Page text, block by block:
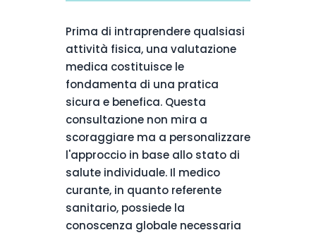
Prima di intraprendere qualsiasi
attività fisica, una valutazione
medica costituisce le
fondamenta di una pratica
sicura e benefica. Questa
consultazione non mira a
scoraggiare ma a personalizzare
l'approccio in base allo stato di
salute individuale. Il medico
curante, in quanto referente
sanitario, possiede la
conoscenza globale necessaria